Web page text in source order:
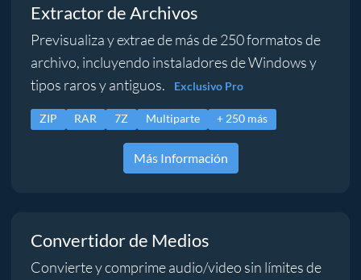
Extractor de Archivos
Previsualiza y extrae de más de 250 formatos de
archivo, incluyendo instaladores de Windows y
tipos raros y antiguos.
Exclusivo Pro
ZIP RAR 7Z Multiparte + 250 más
Más Información
Convertidor de Medios
Convierte y comprime audio/video sin límites de